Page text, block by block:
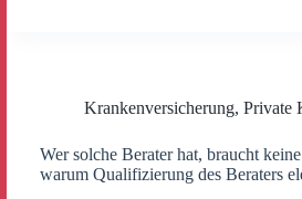
Krankenversicherung, Private
Wer solche Berater hat, braucht
warum Qualifizierung des Beraters